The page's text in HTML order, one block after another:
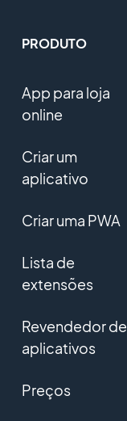
PRODUTO
App para loja
online
Criar um
aplicativo
Criar uma PWA
Lista de
extensões
Revendedor de
aplicativos
Preços